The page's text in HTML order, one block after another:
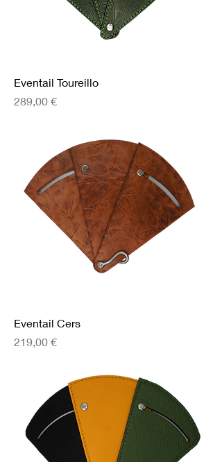
Eventail Toureillo
Prix
289,00 €
Eventail Cers
Prix
219,00 €